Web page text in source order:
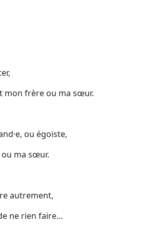
mon frère ou ma sœur.
ou égoïste,
ma sœur.
autrement,
ne rien faire…